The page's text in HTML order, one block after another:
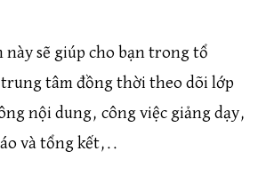
này sẽ giúp cho bạn trong tổ
tâm đồng thời theo dõi lớp
nội dung, công việc giảng dạy,
và tổng kết,..